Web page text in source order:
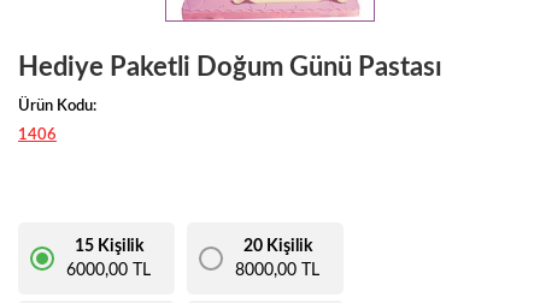
Hediye Paketli Doğum Günü Pastası
Ürün Kodu:
1406
15 Kişilik
6000,00 TL
20 Kişilik
8000,00 TL